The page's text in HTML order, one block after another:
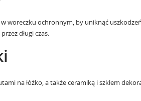
woreczku ochronnym, by uniknąć
długi czas.
na łóżko, a takżeceramiką i szkłem